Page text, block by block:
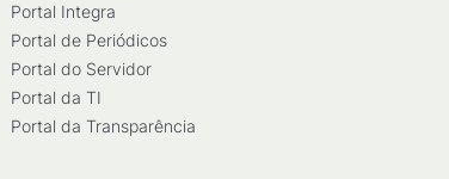
Portal Integra
Portal de Periódicos
Portal do Servidor
Portal da TI
Portal da Transparência